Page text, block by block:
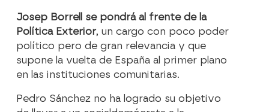
Josep Borrell se pondrá al frente de la
Política Exterior, un cargo con poco poder
político pero de gran relevancia y que
supone la vuelta de España al primer plano
en las instituciones comunitarias.
Pedro Sánchez no ha logrado su objetivo